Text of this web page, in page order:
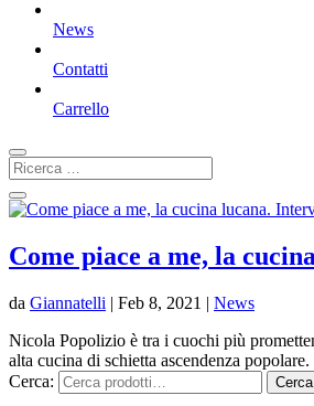
News
Contatti
Carrello
Come piace a me, la
da Giannatelli | Feb 8, 2021 | News
Nicola Popolizio è tra i cuochi più
alta cucina di schietta ascendenza
Cerca:
Cerca